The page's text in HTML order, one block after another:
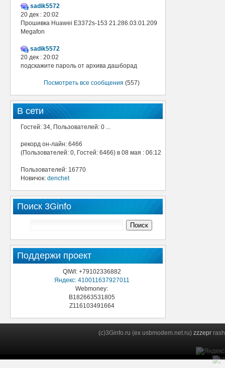
sadik5572
20 дек : 20:02
Прошивка Huawei E3372s-153 21.286.03.01.209
Megafon
sadik5572
20 дек : 20:02
подскажите пароль от архива дашборад
Посмотреть все сообщения (557)
В сети
Гостей: 34, Пользователей: 0 ...
рекорд он-лайн: 6466
(Пользователей: 0, Гостей: 6466) в 08 мая : 06:12
Пользователей: 16770
Новичок: denchet
Поиск 3Ginfo
Поддержи проект
QIWI: +79102336882
Яндекс: 410011637927011
Webmoney:
B182663531805
Z116103491664
(c)3Ginfo.ru (ex usbmodem.net.ru) zzzepr